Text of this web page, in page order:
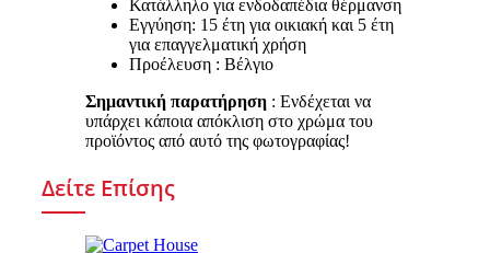
Κατάλληλο για ενδοδαπέδια θέρμανση
Εγγύηση: 15 έτη για οικιακή και 5 έτη
για επαγγελματική χρήση
Προέλευση : Βέλγιο
Σημαντική παρατήρηση: Ενδέχεται να
υπάρχει κάποια απόκλιση στο χρώμα του
προϊόντος από αυτό της φωτογραφίας!
Δείτε Επίσης